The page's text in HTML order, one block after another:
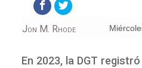
Jon M. Rhode
En 2023, la DGT